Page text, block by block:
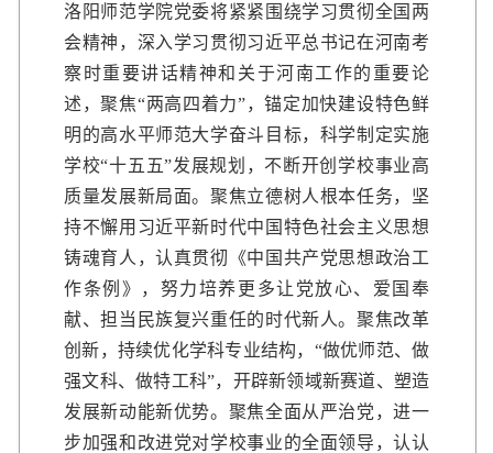
洛阳师范学院党委将紧紧围绕学习贯彻全国两
会精神，深入学习贯彻习近平总书记在河南考
察时重要讲话精神和关于河南工作的重要论
述，聚焦“两高四着力”，锚定加快建设特色鲜
明的高水平师范大学奋斗目标，科学制定实施
学校“十五五”发展规划，不断开创学校事业高
质量发展新局面。聚焦立德树人根本任务，坚
持不懈用习近平新时代中国特色社会主义思想
铸魂育人，认真贯彻《中国共产党思想政治工
作条例》，努力培养更多让党放心、爱国奉
献、担当民族复兴重任的时代新人。聚焦改革
创新，持续优化学科专业结构，“做优师范、做
强文科、做特工科”，开辟新领域新赛道、塑造
发展新动能新优势。聚焦全面从严治党，进一
步加强和改进党对学校事业的全面领导，认认